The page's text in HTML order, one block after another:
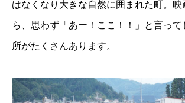
はなくなり大きな自然に囲まれた町。
ら、思わず「あー！ここ！！」と言っ
所がたくさんあります。